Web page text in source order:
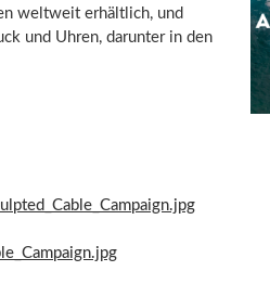
weltweit erhältlich, und
und Uhren, darunter in den